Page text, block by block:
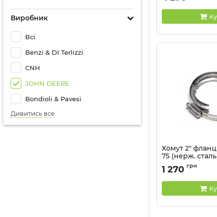
Виробник
Всі
Benzi & DI Terlizzi
CNH
JOHN DEERE
Bondioli & Pavesi
Дивитись все
Артикул: AW24688
Хомут 2"
75 (нерж.
(70070953/
John Deere
Артикул: AN304846
1 270 грн